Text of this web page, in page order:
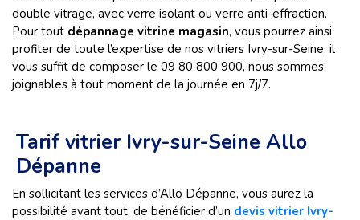
double vitrage, avec verre isolant ou verre anti-effraction.
Pour tout dépannage vitrine magasin, vous pourrez ainsi
profiter de toute l’expertise de nos vitriers Ivry-sur-Seine, il
vous suffit de composer le 09 80 800 900, nous sommes
joignables à tout moment de la journée en 7j/7.
Tarif vitrier Ivry-sur-Seine Allo
Dépanne
En sollicitant les services d’Allo Dépanne, vous aurez la
possibilité avant tout, de bénéficier d’un devis vitrier Ivry-